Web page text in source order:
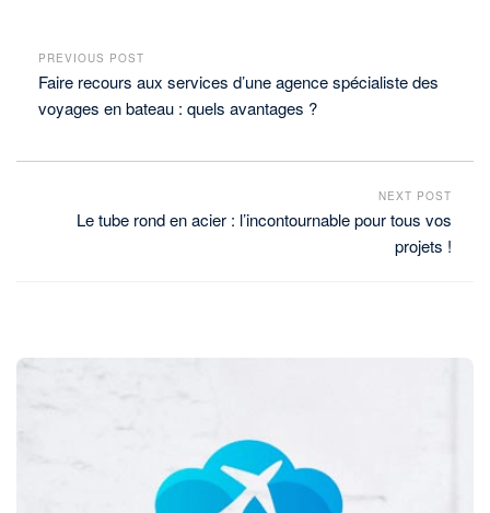
PREVIOUS POST
Faire recours aux services d’une agence spécialiste des
voyages en bateau : quels avantages ?
NEXT POST
Le tube rond en acier : l’incontournable pour tous vos
projets !